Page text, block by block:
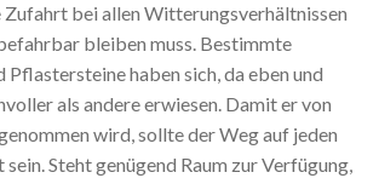
Zufahrt bei allen Witterungsverhältnissen
bleiben muss. Bestimmte
haben sich, da eben und
als andere erwiesen. Damit er von
wird, sollte der Weg auf jeden
Steht genügend Raum zur Verfügung,